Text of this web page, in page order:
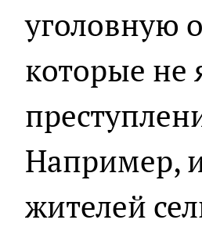
уголовную
которые не
Например,
жителей